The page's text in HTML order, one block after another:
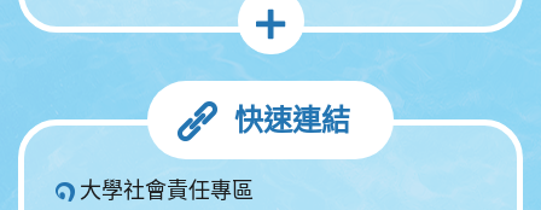
快速連結
大學社會責任專區